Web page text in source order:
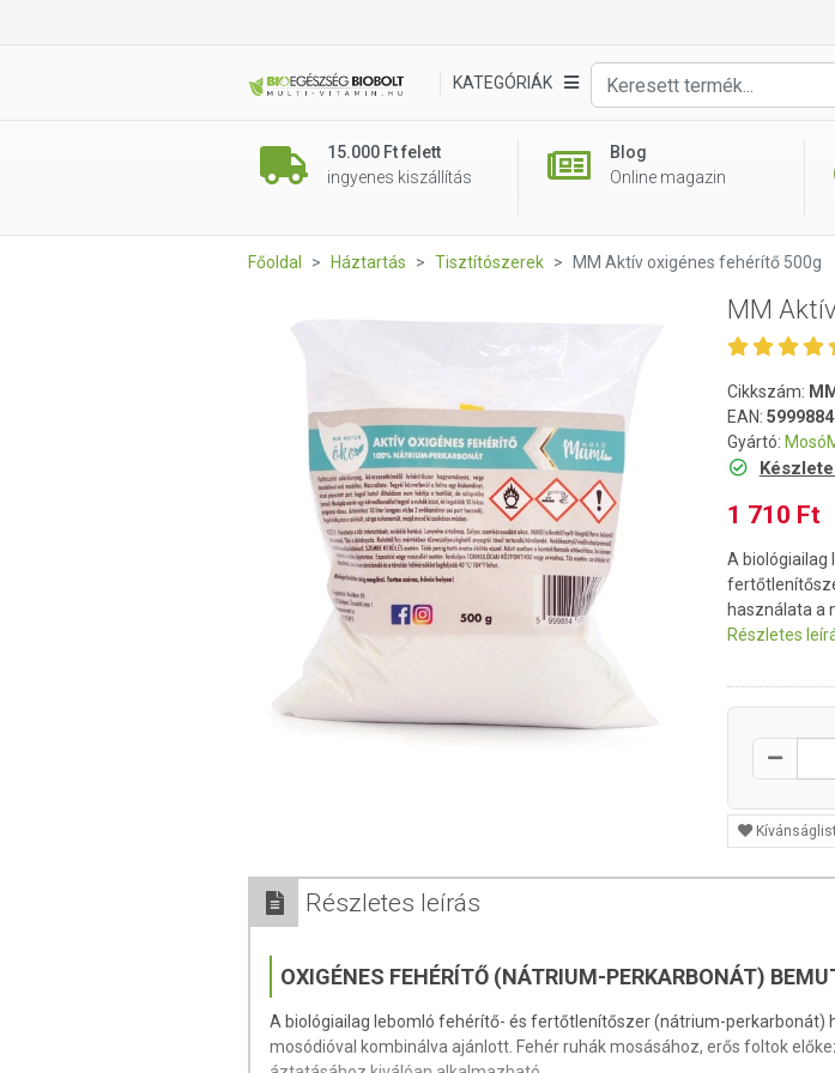
KATEGÓRIÁK
15.000 Ft felett
ingyenes kiszállítás
Blog
Online magazin
Főoldal Háztartás Tisztítószerek MM Aktív oxigénes fehérítő 500g
MM
Cikkszám:
EAN:
Gyártó:
1 710 Ft
A biológiailag
használata a
Részletes
Részletes leírás
OXIGÉNES FEHÉRÍTŐ (NÁTRIUM-PERKARBONÁT)
A biológiailag lebomló fehérítő- és fertőtlenítőszer (nátrium-perkarbonát)
mosódióval kombinálva ajánlott. Fehér ruhák mosásához, erős foltok